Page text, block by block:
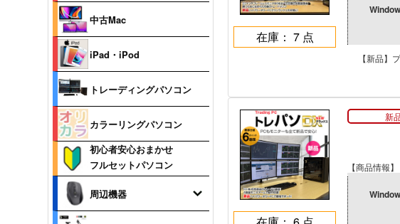
在庫： 7 点
【新品】
新
【商品情報】
中古Mac
iPad・iPod
トレーディングパソコン
カラーリングパソコン
初心者安心おまかせ
フルセットパソコン
周辺機器